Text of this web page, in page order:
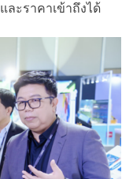
ะราคาเข้าถึงได้